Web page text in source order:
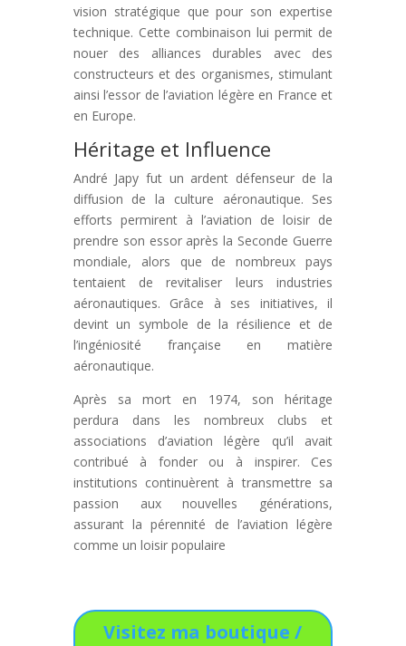
vision stratégique que pour son expertise
technique. Cette combinaison lui permit de
nouer des alliances durables avec des
constructeurs et des organismes, stimulant
ainsi l’essor de l’aviation légère en France et
en Europe.
Héritage et Influence
André Japy fut un ardent défenseur de la
diffusion de la culture aéronautique. Ses
efforts permirent à l’aviation de loisir de
prendre son essor après la Seconde Guerre
mondiale, alors que de nombreux pays
tentaient de revitaliser leurs industries
aéronautiques. Grâce à ses initiatives, il
devint un symbole de la résilience et de
l’ingéniosité française en matière
aéronautique.
Après sa mort en 1974, son héritage
perdura dans les nombreux clubs et
associations d’aviation légère qu’il avait
contribué à fonder ou à inspirer. Ces
institutions continuèrent à transmettre sa
passion aux nouvelles générations,
assurant la pérennité de l’aviation légère
comme un loisir populaire
Visitez ma boutique /